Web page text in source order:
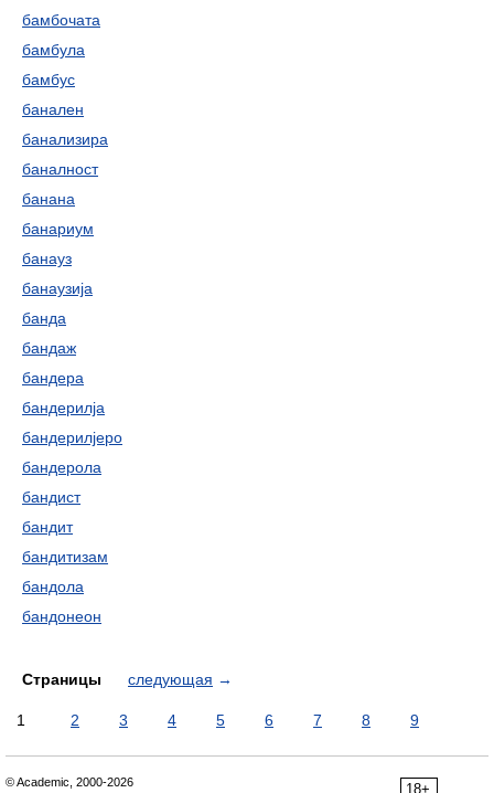
бамбочата
бамбула
бамбус
банален
банализира
баналност
банана
банариум
банауз
банаузија
банда
бандаж
бандера
бандерилја
бандерилјеро
бандерола
бандист
бандит
бандитизам
бандола
бандонеон
Страницы следующая →
1 2 3 4 5 6 7 8 9
18+
© Academic, 2000-2026